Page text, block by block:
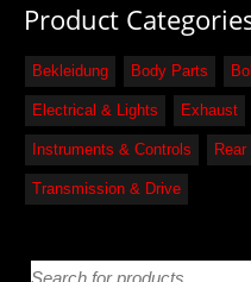
Product
Bekleidung Body Parts
Electrical & Lights Exhaust
Instruments & Controls Rear
Transmission & Drive